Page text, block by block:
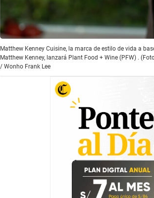
Matthew Kenney Cuisine, la marca de estilo de vida a
Matthew Kenney, lanzará Plant Food + Wine (PFW) .
/ Wonho Frank Lee